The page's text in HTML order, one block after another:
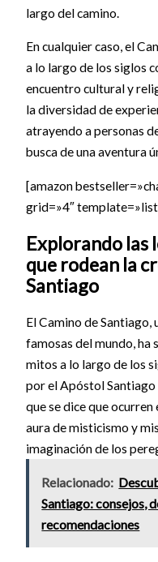
largo del camino.
En cualquier caso, el
a lo largo de los siglos
encuentro cultural y
la diversidad de
atrayendo a personas
busca de una aventura
[amazon
grid=»4″
Explorando las
que rodean la
Santiago
El Camino de Santiago,
famosas del mundo, ha
mitos a lo largo de los
por el Apóstol Santiago
que se dice que ocurren
aura de misticismo y
imaginación de los
Relacionado:
Santiago: consejos,
recomendaciones